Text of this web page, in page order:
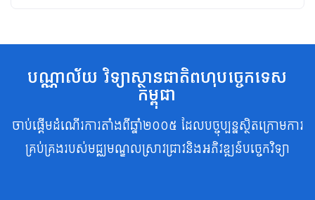
បណ្ណាល័យ វិទ្យាស្ថានជាតិពហុបច្ចេកទេស
កម្ពុជា
ចាប់ផ្តើមដំណើរការតាំងពីឆ្នាំ២០០៥ ដែលបច្ចុប្បន្នស្ថិតក្រោមការ
គ្រប់គ្រងរបស់មជ្ឈមណ្ឌលស្រាវជ្រាវនិងអភិវឌ្ឍន៍បច្ចេកវិទ្យា